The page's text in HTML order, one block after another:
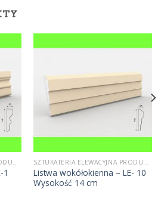
SZTUKATERIA ELEWACYJNA PRODUCENT
1
SZTUKATERIA ELEWACYJNA PRODUCENT
Listwa wokółokienna – LE- 10
Wysokość 14 cm